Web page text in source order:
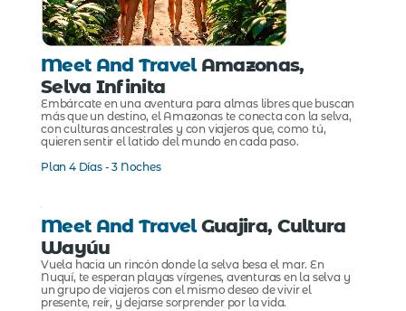
Meet And TravelAmazonas,
Selva Infinita
Embárcate en una aventura para almas libres que buscan
más que un destino, el Amazonas te conecta con la selva,
con culturas ancestrales y con viajeros que, como tú,
quieren sentir el latido del mundo en cada paso.
Plan 4 Días - 3 Noches
Meet And TravelGuajira, Cultura
Wayúu
Vuela hacia un rincón donde la selva besa el mar. En
Nuquí, te esperan playas vírgenes, aventuras en la selva y
un grupo de viajeros con el mismo deseo de vivir el
presente, reír, y dejarse sorprender por la vida.